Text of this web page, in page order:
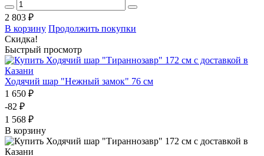
2 803 ₽
В корзину Продолжить покупки
Скидка!
Быстрый просмотр
Ходячий шар "Нежный замок" 76 см
1 650 ₽
-82 ₽
1 568 ₽
В корзину